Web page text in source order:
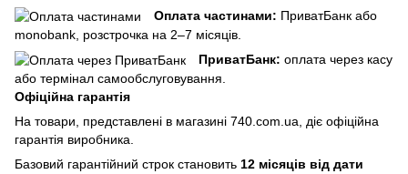
Оплата частинами: ПриватБанк або
monobank, розстрочка на 2–7 місяців.
ПриватБанк: оплата через касу
або термінал самообслуговування.
Офіційна гарантія
На товари, представлені в магазині 740.com.ua, діє офіційна
гарантія виробника.
Базовий гарантійний строк становить 12 місяців від дати